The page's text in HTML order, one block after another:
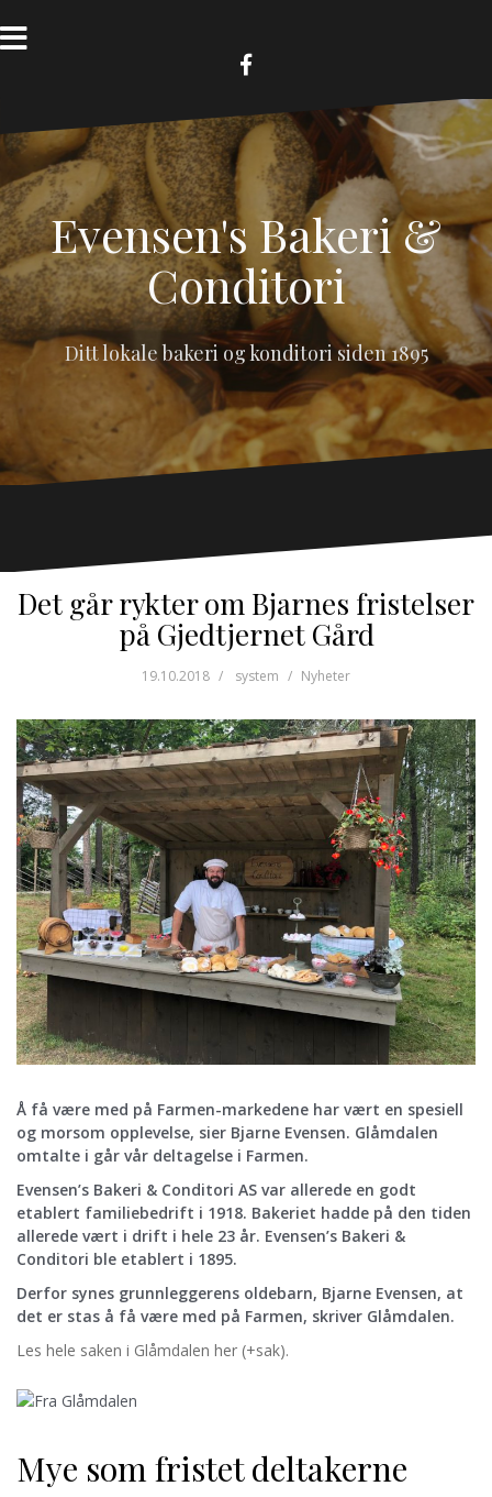
to
content
FB
Evensen's Bakeri &
Conditori
Ditt lokale bakeri og konditori siden 1895
Det går rykter om Bjarnes fristelser
på Gjedtjernet Gård
19.10.2018 system Nyheter
Å få være med på Farmen-markedene har vært en spesiell
og morsom opplevelse, sier Bjarne Evensen. Glåmdalen
omtalte i går vår deltagelse i Farmen.
Evensen’s Bakeri & Conditori AS var allerede en godt
etablert familiebedrift i 1918. Bakeriet hadde på den tiden
allerede vært i drift i hele 23 år. Evensen’s Bakeri &
Conditori ble etablert i 1895.
Derfor synes grunnleggerens oldebarn, Bjarne Evensen, at
det er stas å få være med på Farmen, skriver Glåmdalen.
Les hele saken i Glåmdalen her (+sak).
Mye som fristet deltakerne